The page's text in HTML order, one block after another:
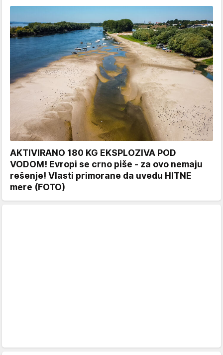
AKTIVIRANO 180 KG EKSPLOZIVA POD
VODOM! Evropi se crno piše - za ovo nemaju
rešenje! Vlasti primorane da uvedu HITNE
mere (FOTO)